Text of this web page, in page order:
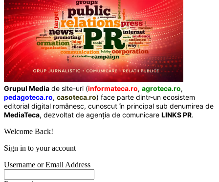
Grupul Media de site-uri (informateca.ro, agroteca.ro,
pedagoteca.ro, casoteca.ro) face parte dintr-un ecosistem
editorial digital românesc, cunoscut în principal sub denumirea de
MediaTeca, dezvoltat de agenția de comunicare LINKS PR.
Welcome Back!
Sign in to your account
Username or Email Address